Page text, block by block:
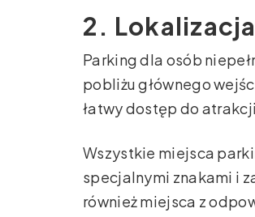
2.
Parking dla osób
pobliżu głównego
łatwy dostęp do
Wszystkie miejsca
specjalnymi znakami i
również miejsca z